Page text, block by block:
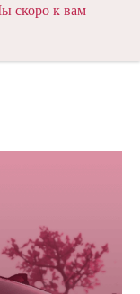
скоро к вам